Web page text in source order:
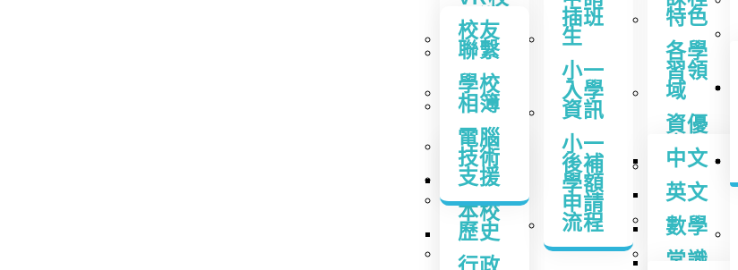
園遊
踪
關於
我們
辦學
宗旨
本校
歷史
校長
的話
老師
資料
學校
成就
插班
生
小一
入學
資訊
小一
後補
學額
申請
流程
特色
各學
習領
域
中文
英文
數學
常識
資優
尖子
課程
環保
教育
STEAM
校友
聯繫
學校
相簿
電腦
技術
支援
STEAM x AI